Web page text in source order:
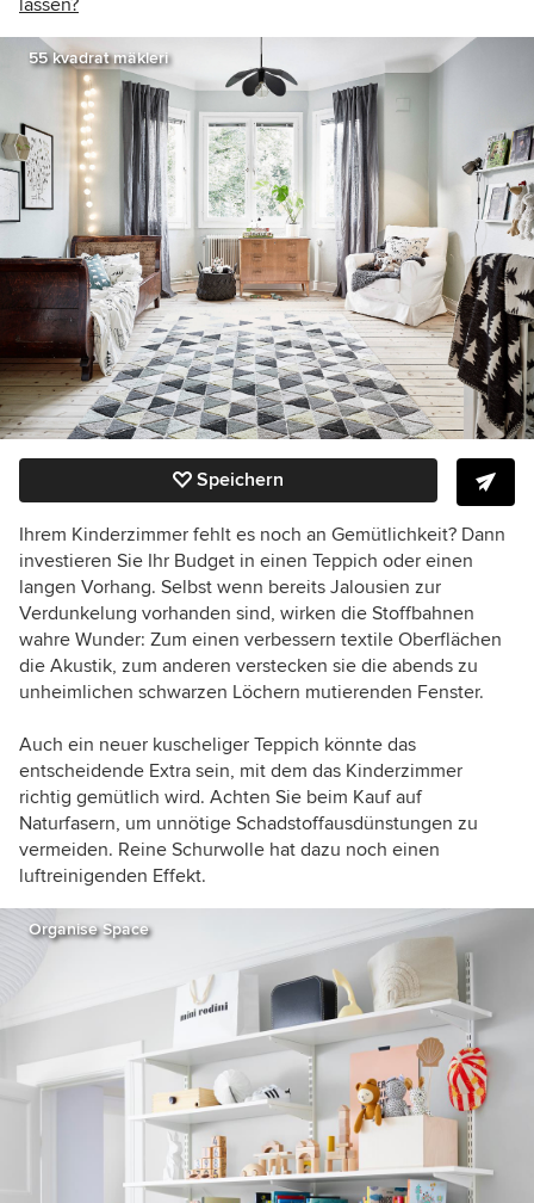
lassen?
55 kvadrat mäkleri
Speichern
Ihrem Kinderzimmer fehlt es noch an Gemütlichkeit? Dann
investieren Sie Ihr Budget in einen Teppich oder einen
langen Vorhang. Selbst wenn bereits Jalousien zur
Verdunkelung vorhanden sind, wirken die Stoffbahnen
wahre Wunder: Zum einen verbessern textile Oberflächen
die Akustik, zum anderen verstecken sie die abends zu
unheimlichen schwarzen Löchern mutierenden Fenster.
Auch ein neuer kuscheliger Teppich könnte das
entscheidende Extra sein, mit dem das Kinderzimmer
richtig gemütlich wird. Achten Sie beim Kauf auf
Naturfasern, um unnötige Schadstoffausdünstungen zu
vermeiden. Reine Schurwolle hat dazu noch einen
luftreinigenden Effekt.
Organise Space